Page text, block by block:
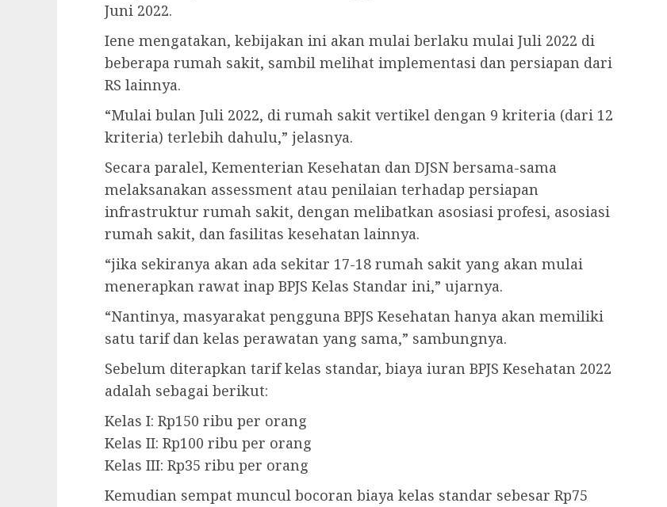
Juni 2022.
Iene mengatakan, kebijakan ini akan mulai berlaku mulai Juli 2022 di
beberapa rumah sakit, sambil melihat implementasi dan persiapan dari
RS lainnya.
“Mulai bulan Juli 2022, di rumah sakit vertikel dengan 9 kriteria (dari 12
kriteria) terlebih dahulu,” jelasnya.
Secara paralel, Kementerian Kesehatan dan DJSN bersama-sama
melaksanakan assessment atau penilaian terhadap persiapan
infrastruktur rumah sakit, dengan melibatkan asosiasi profesi, asosiasi
rumah sakit, dan fasilitas kesehatan lainnya.
“jika sekiranya akan ada sekitar 17-18 rumah sakit yang akan mulai
menerapkan rawat inap BPJS Kelas Standar ini,” ujarnya.
“Nantinya, masyarakat pengguna BPJS Kesehatan hanya akan memiliki
satu tarif dan kelas perawatan yang sama,” sambungnya.
Sebelum diterapkan tarif kelas standar, biaya iuran BPJS Kesehatan 2022
adalah sebagai berikut:
Kelas I: Rp150 ribu per orang
Kelas II: Rp100 ribu per orang
Kelas III: Rp35 ribu per orang
Kemudian sempat muncul bocoran biaya kelas standar sebesar Rp75